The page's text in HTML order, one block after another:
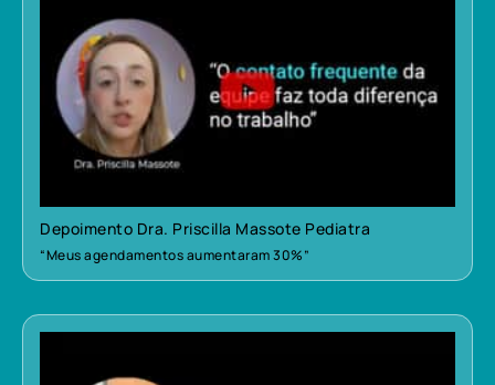
Depoimento Dra. Priscilla Massote Pediatra
“Meus agendamentos aumentaram 30%”